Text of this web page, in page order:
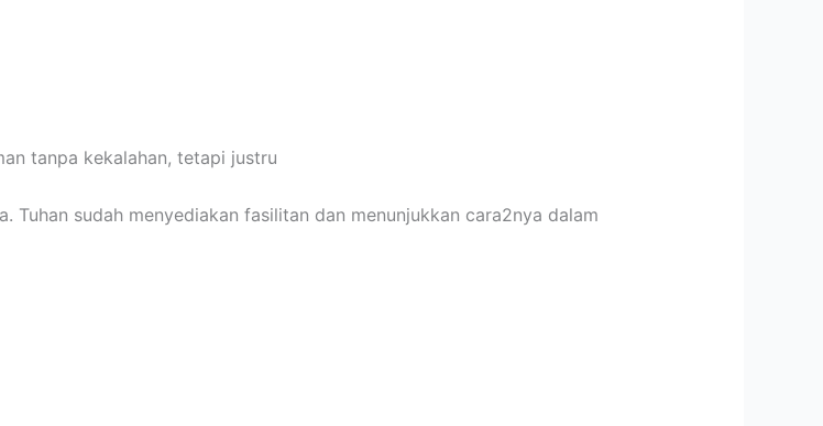
tanpa kekalahan, tetapi justru
sudah menyediakan fasilitan dan menunjukkan cara2nya dalam